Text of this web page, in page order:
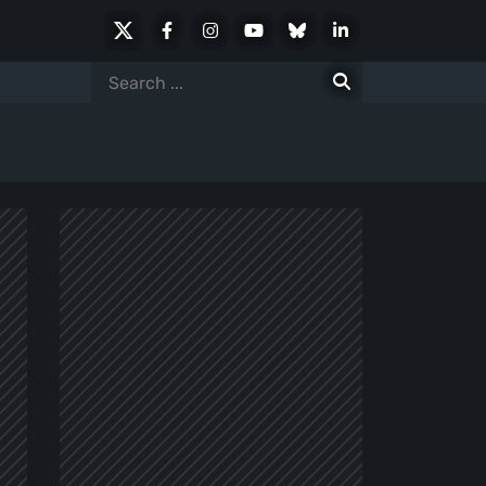
FacebookInstagramYoutubeBlueskyLinkedIn
Search